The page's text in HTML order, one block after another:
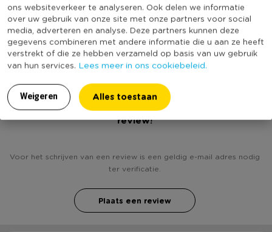
ons websiteverkeer te analyseren. Ook delen we informatie
over uw gebruik van onze site met onze partners voor social
media, adverteren en analyse. Deze partners kunnen deze
gegevens combineren met andere informatie die u aan ze heeft
verstrekt of die ze hebben verzameld op basis van uw gebruik
van hun services. Lees meer in ons cookiebeleid.
Weigeren Alles toestaan
verkrijgbaar. Kies bijvoorbeeld ook eens voor de groene thee
of probeer de smaak sinaasappel.
* Aardbeien smaak
* Voor één kopje
* In diverse smaken verkrijgbaar
Online Only
Nee
Duurzaamheidsscore
(Nog) geen score
bekend
Heb jij Thee aardbeien - 10 zakjes? Schrijf een
review!
Voor het schrijven van een review is een geldig e-mail adres nodig
ter verificatie.
Plaats een review